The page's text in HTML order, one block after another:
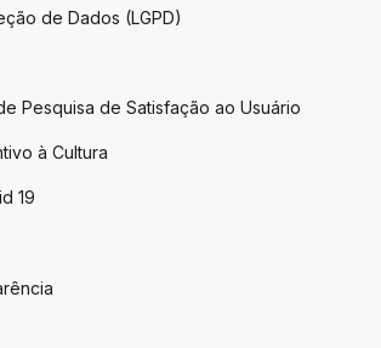
de Dados (LGPD)
Pesquisa de Satisfação ao Usuário
à Cultura
19